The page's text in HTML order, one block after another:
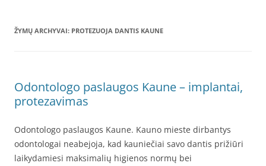
ŽYMŲ ARCHYVAI: PROTEZUOJA DANTIS KAUNE
Odontologo paslaugos Kaune – implantai,
protezavimas
Odontologo paslaugos Kaune. Kauno mieste dirbantys
odontologai neabejoja, kad kauniečiai savo dantis prižiūri
laikydamiesi maksimalių higienos normų bei